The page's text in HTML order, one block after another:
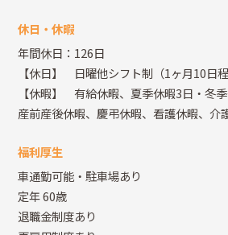
休日・休暇
年間休日：126日
【休日】 日曜他シフト制（1ヶ月10日程
【休暇】 有給休暇、夏季休暇3日・冬季
産前産後休暇、慶弔休暇、看護休暇、介
福利厚生
車通勤可能・駐車場あり
定年 60歳
退職金制度あり